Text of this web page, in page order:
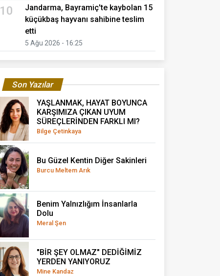
10
Jandarma, Bayramiç'te kaybolan 15
küçükbaş hayvanı sahibine teslim
etti
5 Ağu 2026 - 16:25
Son Yazılar
YAŞLANMAK, HAYAT BOYUNCA
KARŞIMIZA ÇIKAN UYUM
SÜREÇLERİNDEN FARKLI MI?
Bilge Çetinkaya
Bu Güzel Kentin Diğer Sakinleri
Burcu Meltem Arık
Benim Yalnızlığım İnsanlarla
Dolu
Meral Şen
"BİR ŞEY OLMAZ" DEDİĞİMİZ
YERDEN YANIYORUZ
Mine Kandaz